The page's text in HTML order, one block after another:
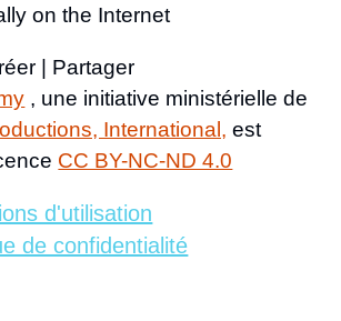
on the Internet
| Partager
, une initiative ministérielle de
International, est
CC BY-NC-ND 4.0
d'utilisation
de confidentialité